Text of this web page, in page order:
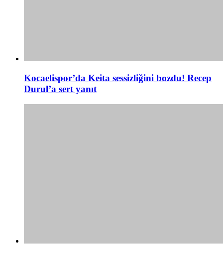
Kocaelispor’da Keita sessizliğini bozdu! Recep
Durul’a sert yanıt